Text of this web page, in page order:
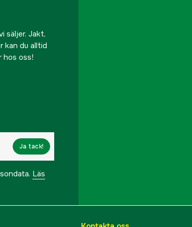
säljer. Jakt,
kan du alltid
hos oss!
Ja tack!
Läs